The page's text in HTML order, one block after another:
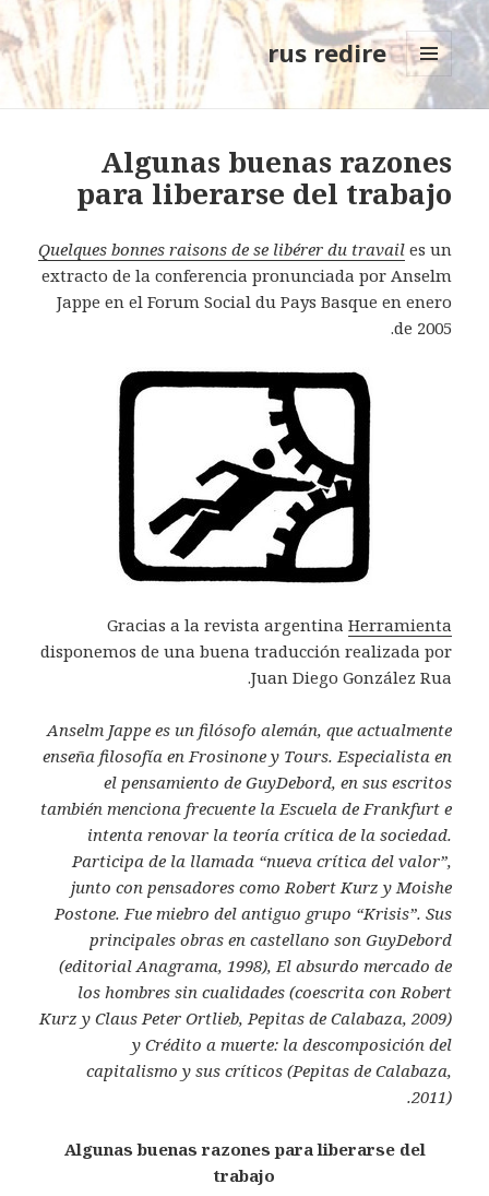
rus redire
MENÚ
Y
Algunas buenas razones
para liberarse del trabajo
Quelques bonnes raisons de se libérer du travail es un
extracto de la conferencia pronunciada por Anselm
Jappe en el Forum Social du Pays Basque en enero
de 2005.
Gracias a la revista argentina Herramienta
disponemos de una buena traducción realizada por
Juan Diego González Rua.
Anselm Jappe es un filósofo alemán, que actualmente
enseña filosofía en Frosinone y Tours. Especialista en
el pensamiento de GuyDebord, en sus escritos
también menciona frecuente la Escuela de Frankfurt e
intenta renovar la teoría crítica de la sociedad.
Participa de la llamada “nueva crítica del valor”,
junto con pensadores como Robert Kurz y Moishe
Postone. Fue miebro del antiguo grupo “Krisis”. Sus
principales obras en castellano son GuyDebord
(editorial Anagrama, 1998), El absurdo mercado de
los hombres sin cualidades (coescrita con Robert
Kurz y Claus Peter Ortlieb, Pepitas de Calabaza, 2009)
y Crédito a muerte: la descomposición del
capitalismo y sus críticos (Pepitas de Calabaza,
2011).
Algunas buenas razones para liberarse del
trabajo